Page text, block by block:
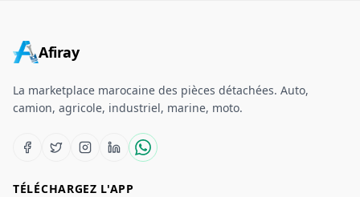
Afiray
La marketplace marocaine des pièces détachées. Auto,
camion, agricole, industriel, marine, moto.
TÉLÉCHARGEZ L'APP